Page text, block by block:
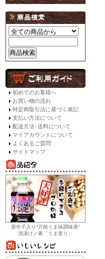
初めてのお客様へ
お買い物の流れ
特定商取引法に基づく表記
支払い方法について
配送方法･送料について
マイアカウントについて
よくあるご質問
サイトマップ
唐辛子入り"万能うま味調味液"
浅漬けノ素「うま造り」